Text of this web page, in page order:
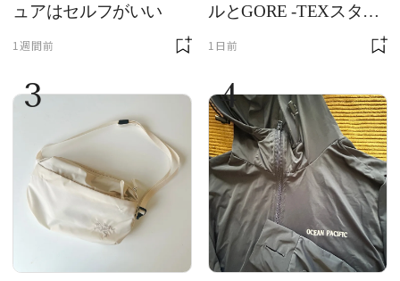
ュアはセルフがいい
1週間前
ルとGORE -TEXスタッ
フバッグが優秀すぎる
1日前
3 4